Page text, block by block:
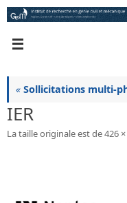
Passer
au
« Sollicitations multi-
IER
La taille originale est de426